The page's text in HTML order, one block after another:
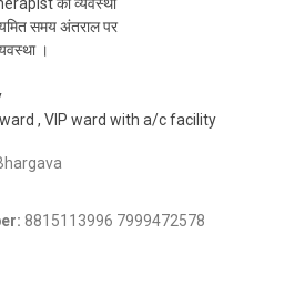
समय अंतराल पर
।
, VIP ward with a/c facility
8815113996 7999472578